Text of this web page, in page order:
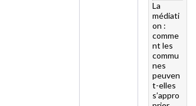
La
médiati
on :
comme
nt les
commu
nes
peuven
t-elles
s’appro